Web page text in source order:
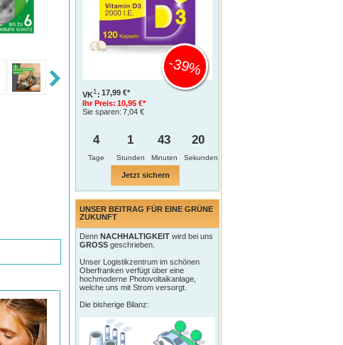
VK1 : 17,99 €*
Ihr Preis: 10,95 €*
Sie sparen: 7,04 €
-39%
4
Tage
1 43 19
Jetzt sichern
UNSER BEITRAG FÜR EINE GRÜNE
ZUKUNFT
DennNACHHALTIGKEIT wird bei uns
GROSS geschrieben.
Unser Logistikzentrum im schönen
Oberfranken verfügt über eine
hochmoderne Photovoltaikanlage,
welche uns mit Strom versorgt.
Die bisherige Bilanz: